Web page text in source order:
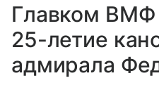
Главком ВМФ
25-летие
адмирала